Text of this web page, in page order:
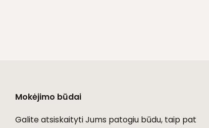
Mokėjimo būdai
Galite atsiskaityti Jums patogiu būdu, taip pat